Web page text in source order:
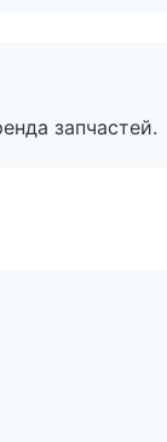
запчастей.